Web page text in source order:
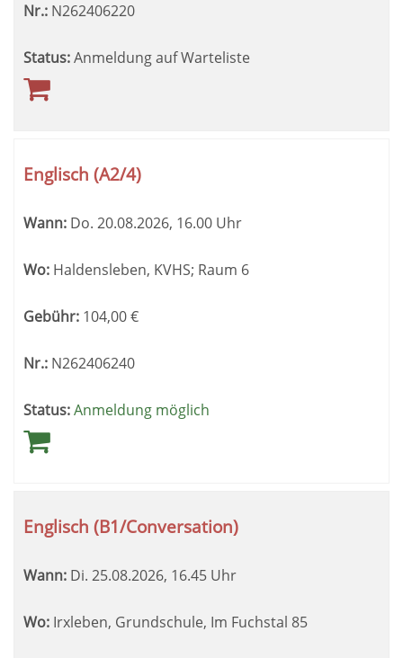
Nr.: N262406220
Status:Anmeldung auf Warteliste
Englisch (A2/4)
Wann: Do. 20.08.2026, 16.00 Uhr
Wo: Haldensleben, KVHS; Raum 6
Gebühr: 104,00€
Nr.: N262406240
Status:Anmeldung möglich
Englisch (B1/Conversation)
Wann: Di. 25.08.2026, 16.45 Uhr
Wo: Irxleben, Grundschule, Im Fuchstal 85